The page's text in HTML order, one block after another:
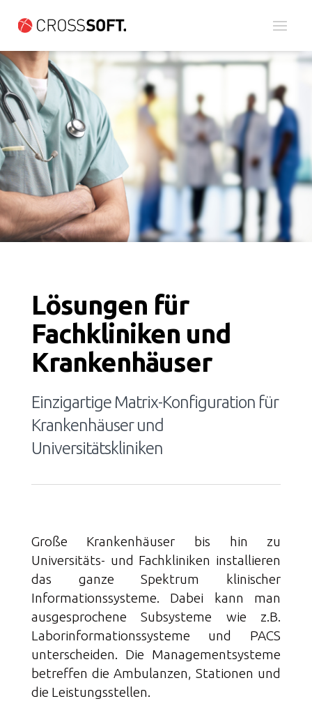
Lösungen für
Fachkliniken und
Krankenhäuser
Einzigartige Matrix-Konfiguration für
Krankenhäuser und
Universitätskliniken
Große Krankenhäuser bis hin zu
Universitäts- und Fachkliniken installieren
das ganze Spektrum klinischer
Informationssysteme. Dabei kann man
ausgesprochene Subsysteme wie z.B.
Laborinformationssysteme und PACS
unterscheiden. Die Managementsysteme
betreffen die Ambulanzen, Stationen und
die Leistungsstellen.